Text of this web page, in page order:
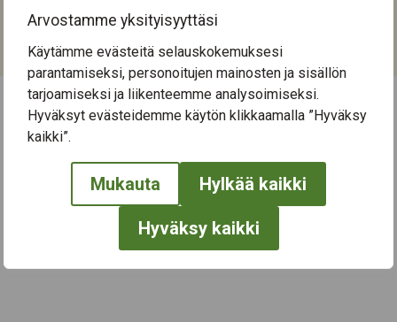
Arvostamme yksityisyyttäsi
Käytämme evästeitä selauskokemuksesi
parantamiseksi, personoitujen mainosten ja sisällön
tarjoamiseksi ja liikenteemme analysoimiseksi.
Hyväksyt evästeidemme käytön klikkaamalla ”Hyväksy
kaikki”.
Mukauta Hylkää kaikki
Hyväksy kaikki
Kulttuuri,Taide
← Näytä kaikki tapahtumat